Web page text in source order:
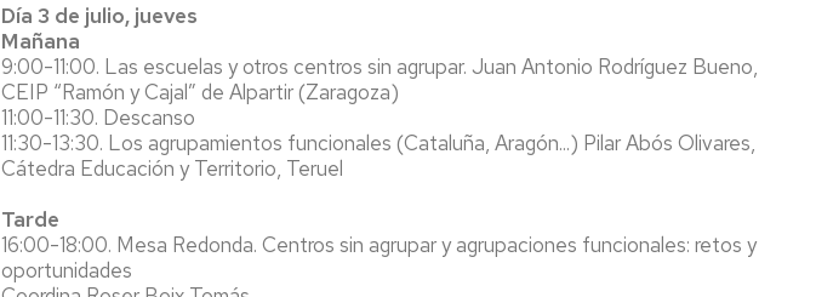
Día 3 de julio, jueves
Mañana
9:00-11:00. Las escuelas y otros centros sin agrupar. Juan Antonio Rodríguez Bueno,
CEIP “Ramón y Cajal” de Alpartir (Zaragoza)
11:00-11:30. Descanso
11:30-13:30. Los agrupamientos funcionales (Cataluña, Aragón...) Pilar Abós Olivares,
Cátedra Educación y Territorio, Teruel
Tarde
16:00-18:00. Mesa Redonda. Centros sin agrupar y agrupaciones funcionales: retos y
oportunidades